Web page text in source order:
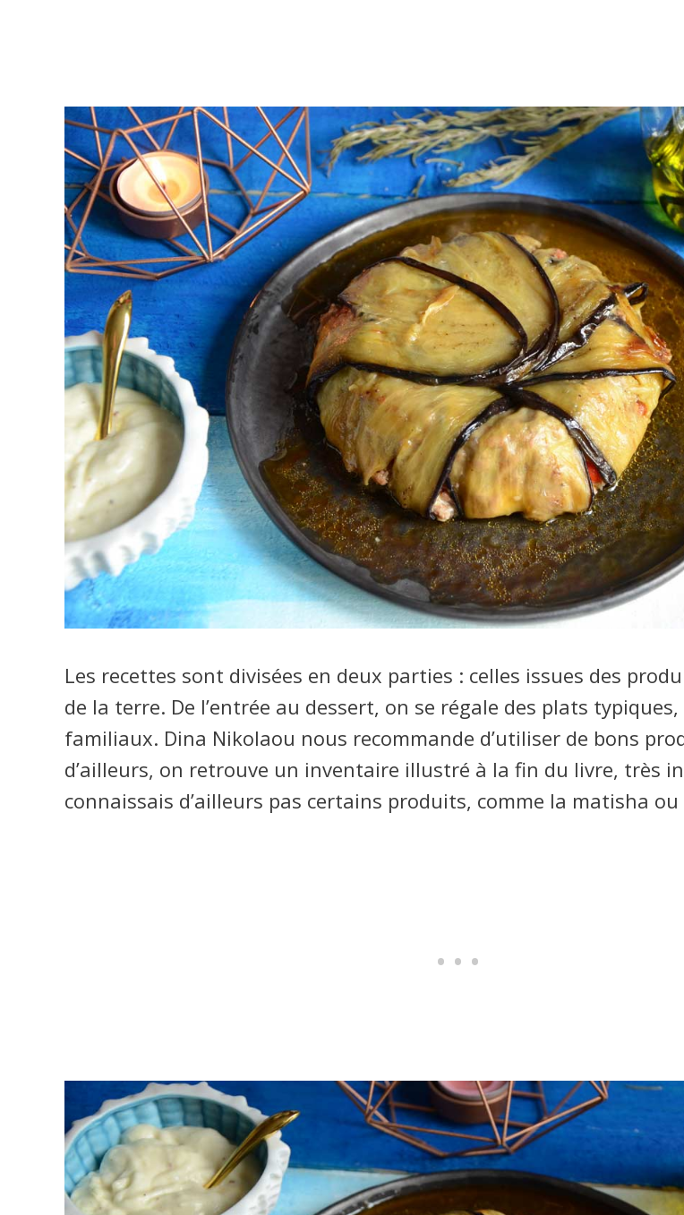
Les recettes sont divisées en deux parties : celles issues des
de la terre. De l’entrée au dessert, on se régale des plats
familiaux. Dina Nikolaou nous recommande d’utiliser de bons
d’ailleurs, on retrouve un inventaire illustré à la fin du livre, très
connaissais d’ailleurs pas certains produits, comme la matisha